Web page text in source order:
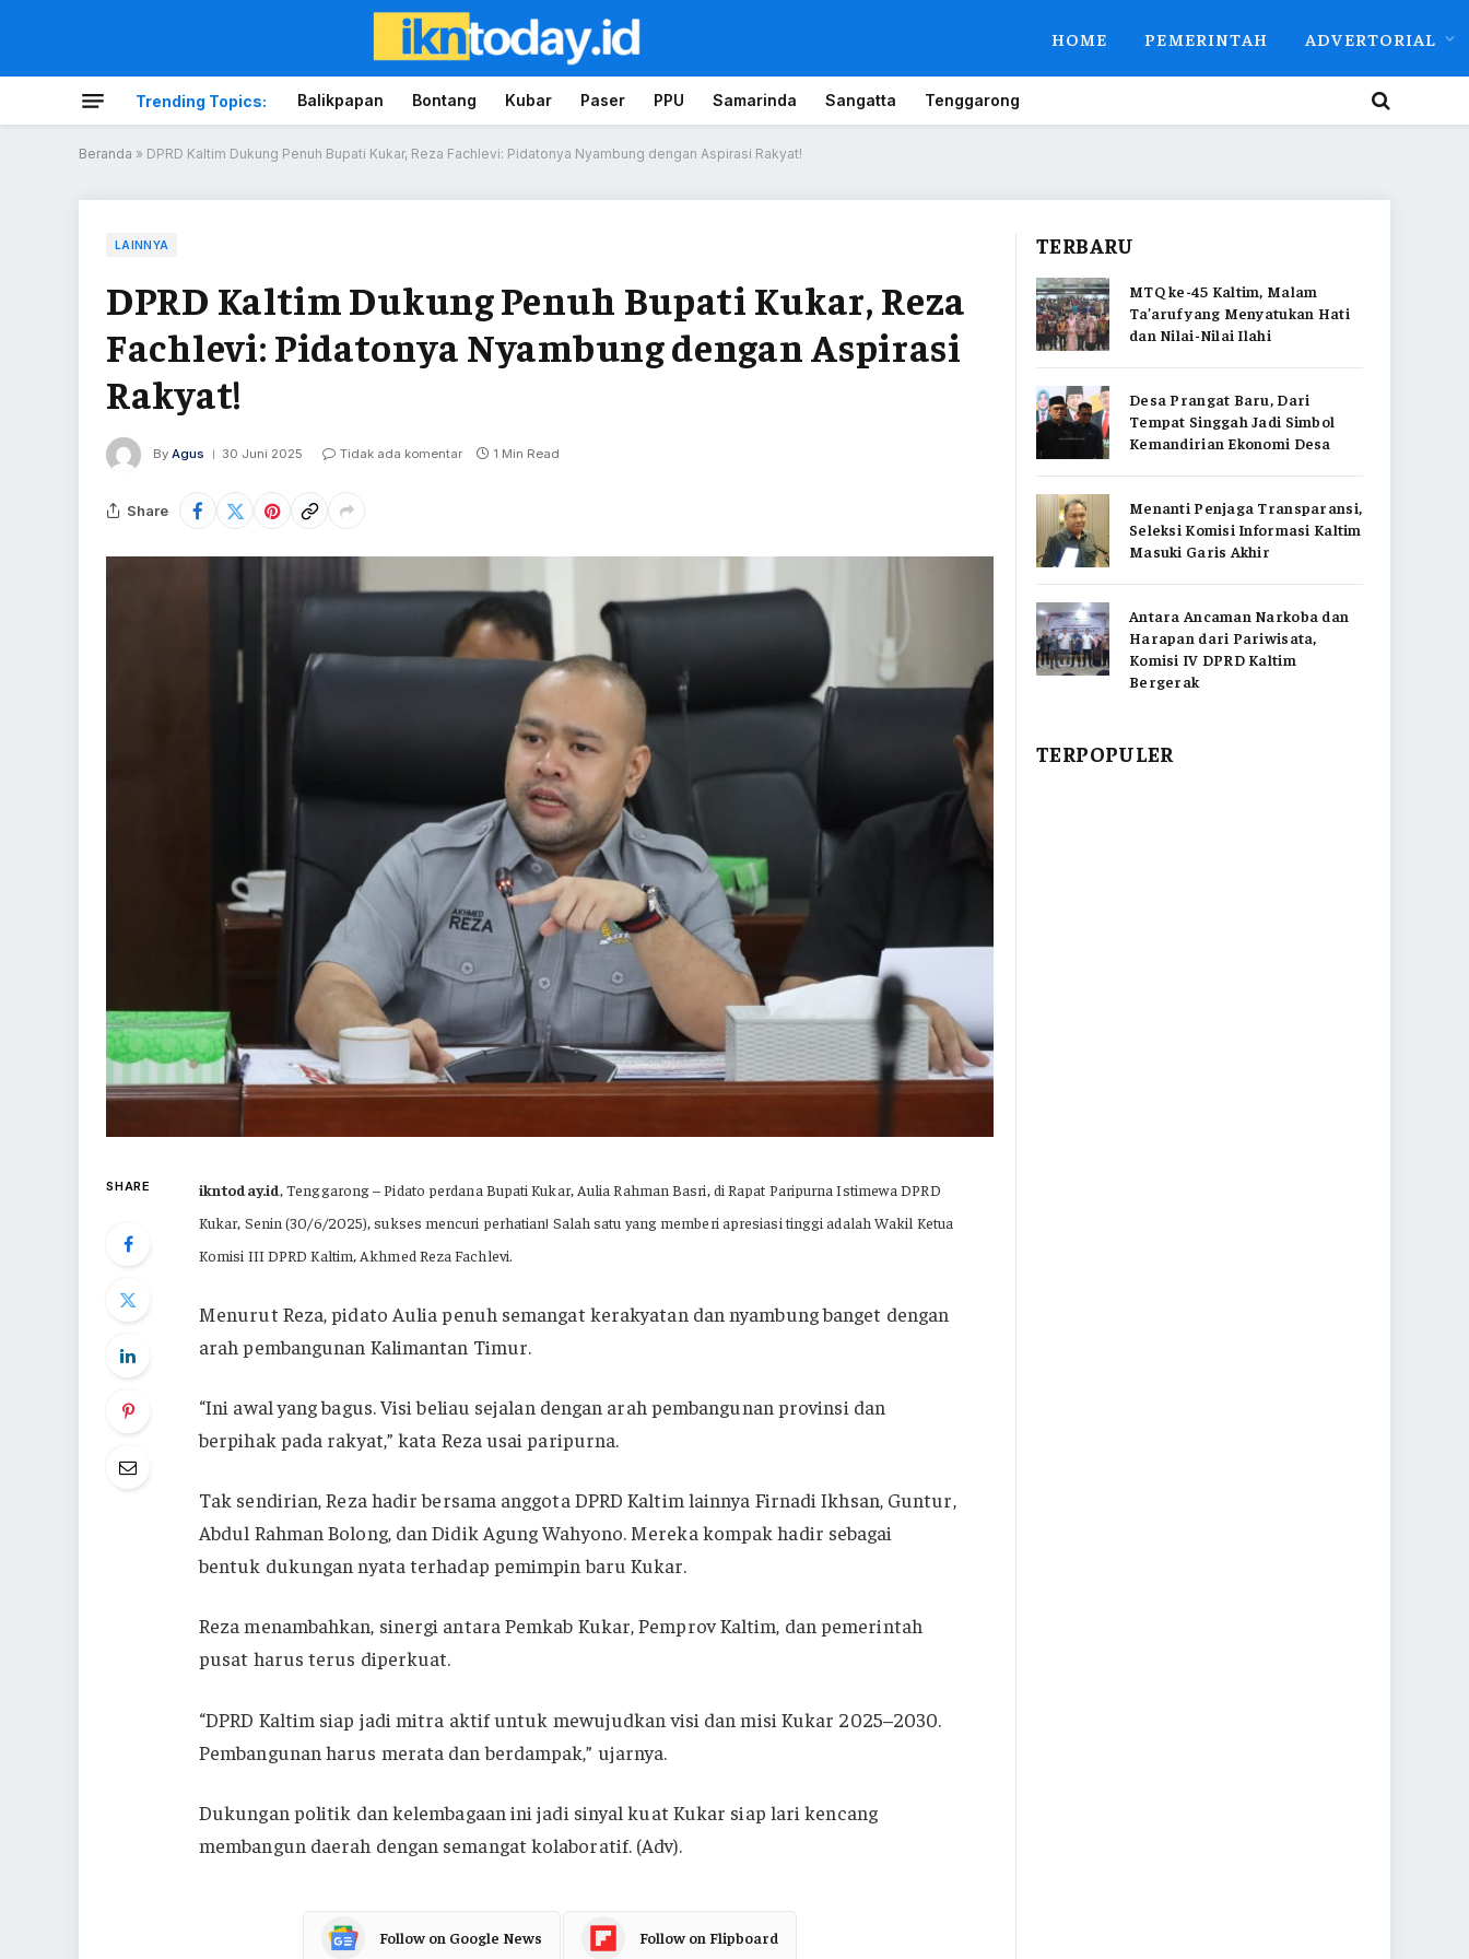
HOME PEMERINTAH ADVERTORIAL
Trending Topics: Balikpapan Bontang Kubar Paser PPU Samarinda Sangatta Tenggarong
Beranda » DPRD Kaltim Dukung Penuh Bupati Kukar, Reza Fachlevi: Pidatonya Nyambung dengan Aspirasi Rakyat!
LAINNYA
DPRD Kaltim Dukung Penuh Bupati Kukar, Reza
Fachlevi: Pidatonya Nyambung dengan Aspirasi
Rakyat!
By Agus 30 Juni 2025 Tidak ada komentar 1 Min Read
Share
SHARE ikntoday.id, Tenggarong – Pidato perdana Bupati Kukar, Aulia Rahman Basri, di Rapat Paripurna Istimewa DPRD
Kukar, Senin (30/6/2025), sukses mencuri perhatian! Salah satu yang memberi apresiasi tinggi adalah Wakil Ketua
Komisi III DPRD Kaltim, Akhmed Reza Fachlevi.
Menurut Reza, pidato Aulia penuh semangat kerakyatan dan nyambung banget dengan
arah pembangunan Kalimantan Timur.
“Ini awal yang bagus. Visi beliau sejalan dengan arah pembangunan provinsi dan
berpihak pada rakyat,” kata Reza usai paripurna.
Tak sendirian, Reza hadir bersama anggota DPRD Kaltim lainnya Firnadi Ikhsan, Guntur,
Abdul Rahman Bolong, dan Didik Agung Wahyono. Mereka kompak hadir sebagai
bentuk dukungan nyata terhadap pemimpin baru Kukar.
Reza menambahkan, sinergi antara Pemkab Kukar, Pemprov Kaltim, dan pemerintah
pusat harus terus diperkuat.
“DPRD Kaltim siap jadi mitra aktif untuk mewujudkan visi dan misi Kukar 2025–2030.
Pembangunan harus merata dan berdampak,” ujarnya.
Dukungan politik dan kelembagaan ini jadi sinyal kuat Kukar siap lari kencang
membangun daerah dengan semangat kolaboratif. (Adv).
Follow on Google News Follow on Flipboard
TERBARU
MTQ ke-45 Kaltim, Malam
Ta’aruf yang Menyatukan Hati
dan Nilai-Nilai Ilahi
Desa Prangat Baru, Dari
Tempat Singgah Jadi Simbol
Kemandirian Ekonomi Desa
Menanti Penjaga Transparansi,
Seleksi Komisi Informasi Kaltim
Masuki Garis Akhir
Antara Ancaman Narkoba dan
Harapan dari Pariwisata,
Komisi IV DPRD Kaltim
Bergerak
TERPOPULER